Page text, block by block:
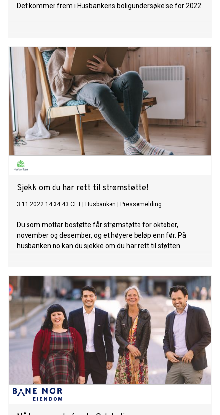
Det kommer frem i Husbankens boligundersøkelse for 2022.
Sjekk om du har rett til strømstøtte!
3.11.2022 14:34:43 CET Husbanken Pressemelding
Du som mottar bostøtte får strømstøtte for oktober,
november og desember, og et høyere beløp enn før. På
husbanken.no kan du sjekke om du har rett til støtten.